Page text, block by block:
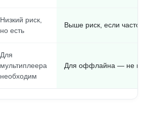
Низкий риск,
но есть
Выше риск, если часто
Для
мультиплеера
необходим
Для оффлайна — не